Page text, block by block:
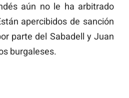
aún no le ha arbitrado
apercibidos de sanción
parte del Sabadell y Juan
burgaleses.